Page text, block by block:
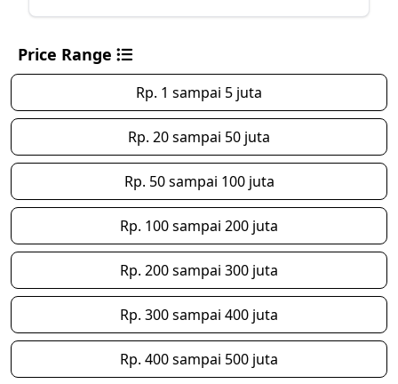
Price Range
Rp. 1 sampai 5 juta
Rp. 20 sampai 50 juta
Rp. 50 sampai 100 juta
Rp. 100 sampai 200 juta
Rp. 200 sampai 300 juta
Rp. 300 sampai 400 juta
Rp. 400 sampai 500 juta